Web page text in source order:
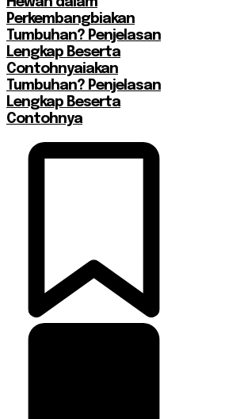
Perkembangbiakan
Tumbuhan? Penjelasan
Lengkap Beserta
Contohnyaiakan
Tumbuhan? Penjelasan
Lengkap Beserta
Contohnya